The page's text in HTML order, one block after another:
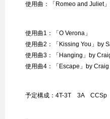
使用曲：「Romeo and Juliet」
使用曲1：「O Verona」
使用曲2：「Kissing You」by
使用曲3：「Hanging」by
使用曲4：「Escape」by
予定構成：4T-3T 3A